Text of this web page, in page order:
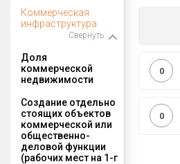
Коммерческая
инфраструктура
Свернуть
Доля
коммерческой
недвижимости
0
Создание отдельно
стоящих объектов
коммерческой или
общественно-
деловой функции
(рабочих мест на 1-г
0